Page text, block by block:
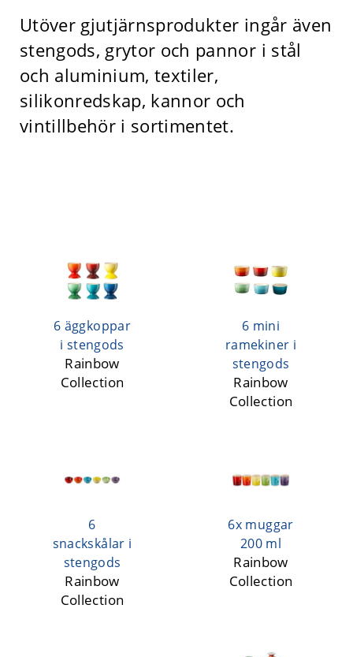
Utöver gjutjärnsprodukter ingår även
stengods, grytor och pannor i stål
och aluminium, textiler,
silikonredskap, kannor och
vintillbehör i sortimentet.
6 äggkoppar
i stengods
Rainbow
Collection
6 mini
ramekiner i
stengods
Rainbow
Collection
6
snackskålar i
stengods
Rainbow
Collection
6x muggar
200 ml
Rainbow
Collection